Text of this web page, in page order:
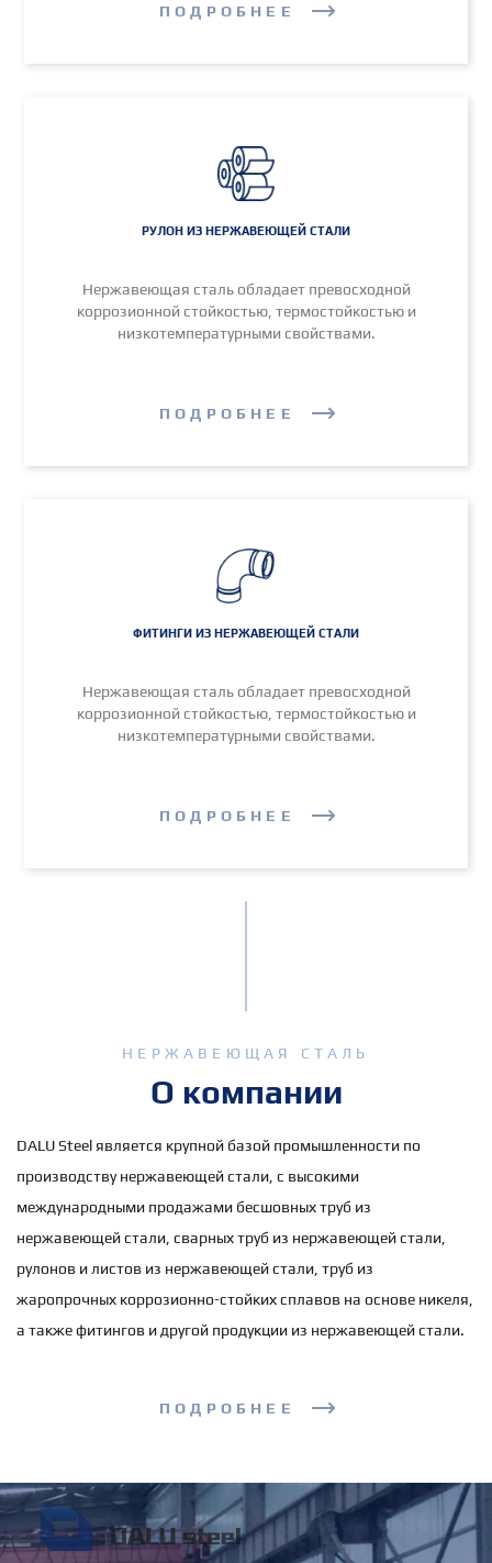
ПОДРОБНЕЕ
РУЛОН ИЗ НЕРЖАВЕЮЩЕЙ СТАЛИ
Нержавеющая сталь обладает превосходной
коррозионной стойкостью, термостойкостью и
низкотемпературными свойствами.
ПОДРОБНЕЕ
ФИТИНГИ ИЗ НЕРЖАВЕЮЩЕЙ СТАЛИ
Нержавеющая сталь обладает превосходной
коррозионной стойкостью, термостойкостью и
низкотемпературными свойствами.
ПОДРОБНЕЕ
НЕРЖАВЕЮЩАЯ СТАЛЬ
О компании
DALU Steel является крупной базой промышленности по
производству нержавеющей стали, с высокими
международными продажами бесшовных труб из
нержавеющей стали, сварных труб из нержавеющей стали,
рулонов и листов из нержавеющей стали, труб из
жаропрочных коррозионно-стойких сплавов на основе никеля,
а также фитингов и другой продукции из нержавеющей стали.
ПОДРОБНЕЕ